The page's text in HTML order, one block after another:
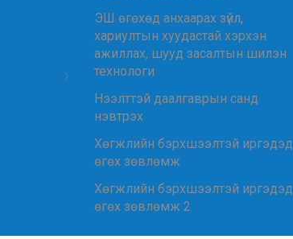
ЭШ өгөхөд анхаарах зүйл,
хариултын хуудастай хэрхэн
ажиллах, шууд засалтын шилэн
технологи
Нээлттэй даалгаврын санд
нэвтрэх
Хөгжлийн бэрхшээлтэй иргэдэд
өгөх зөвлөмж
Хөгжлийн бэрхшээлтэй иргэдэд
өгөх зөвлөмж 2